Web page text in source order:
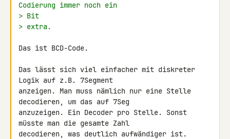
Codierung immer noch ein
> Bit
> extra.
Das ist BCD-Code.
Das lässt sich viel einfacher mit diskreter
Logik auf z.B. 7Segment
anzeigen. Man muss nämlich nur eine Stelle
decodieren, um das auf 7Seg
anzuzeigen. Ein Decoder pro Stelle. Sonst
müsste man die gesamte Zahl
decodieren, was deutlich aufwändiger ist.